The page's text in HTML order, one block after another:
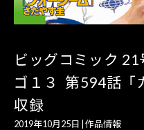
ビッグコミック
ゴ１３ 第594話「
収録
2019年10月25日 作品情報